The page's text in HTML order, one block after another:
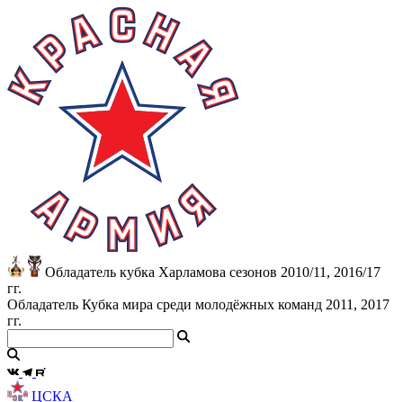
Обладатель кубка Харламова сезонов 2010/11, 2016/17
гг.
Обладатель Кубка мира среди молодёжных команд 2011, 2017
гг.
ЦСКА